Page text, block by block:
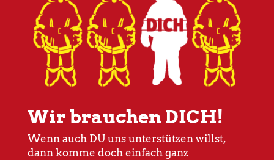
Wir brauchen DICH!
Wenn auch DU uns unterstützen willst,
dann komme doch einfach ganz